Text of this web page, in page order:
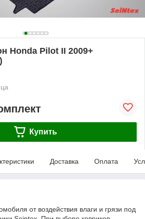
Honda Pilot II 2009+
Купить
Доставка Оплата
от воздействия влаги и грязи под